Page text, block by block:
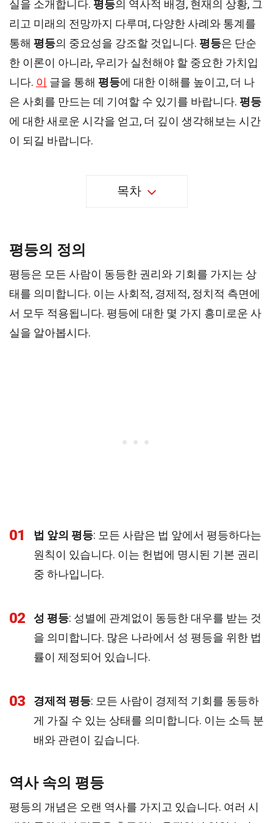
실을 소개합니다. 평등의 역사적 배경, 현재의 상황, 그
리고 미래의 전망까지 다루며, 다양한 사례와 통계를
통해 평등의 중요성을 강조할 것입니다. 평등은 단순
한 이론이 아니라, 우리가 실천해야 할 중요한 가치입
니다. 이 글을 통해 평등에 대한 이해를 높이고, 더 나
은 사회를 만드는 데 기여할 수 있기를 바랍니다. 평등
에 대한 새로운 시각을 얻고, 더 깊이 생각해보는 시간
이 되길 바랍니다.
목차
평등의 정의
평등은 모든 사람이 동등한 권리와 기회를 가지는 상
태를 의미합니다. 이는 사회적, 경제적, 정치적 측면에
서 모두 적용됩니다. 평등에 대한 몇 가지 흥미로운 사
실을 알아봅시다.
01 법 앞의 평등: 모든 사람은 법 앞에서 평등하다는
원칙이 있습니다. 이는 헌법에 명시된 기본 권리
중 하나입니다.
02 성 평등: 성별에 관계없이 동등한 대우를 받는 것
을 의미합니다. 많은 나라에서 성 평등을 위한 법
률이 제정되어 있습니다.
03 경제적 평등: 모든 사람이 경제적 기회를 동등하
게 가질 수 있는 상태를 의미합니다. 이는 소득 분
배와 관련이 깊습니다.
역사 속의 평등
평등의 개념은 오랜 역사를 가지고 있습니다. 여러 시